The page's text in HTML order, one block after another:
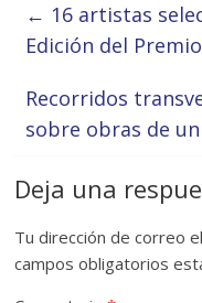
← 16 artistas
Edición del
Recorridos
sobre obras de
Deja una
Tu dirección de correo
campos obligatorios